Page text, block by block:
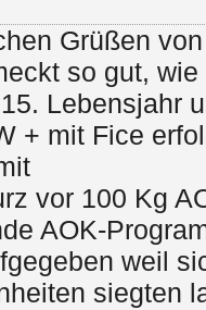
Grüßen
so gut,
Lebensjahr
+ mit Fice
vor 100 Kg
AOK-
weil
siegten